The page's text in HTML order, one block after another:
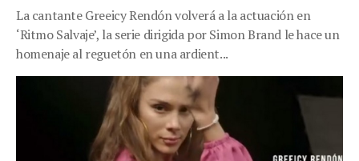
La cantante Greeicy Rendón volverá a la actuación en
‘Ritmo Salvaje’, la serie dirigida por Simon Brand le hace un
homenaje al reguetón en una ardient...